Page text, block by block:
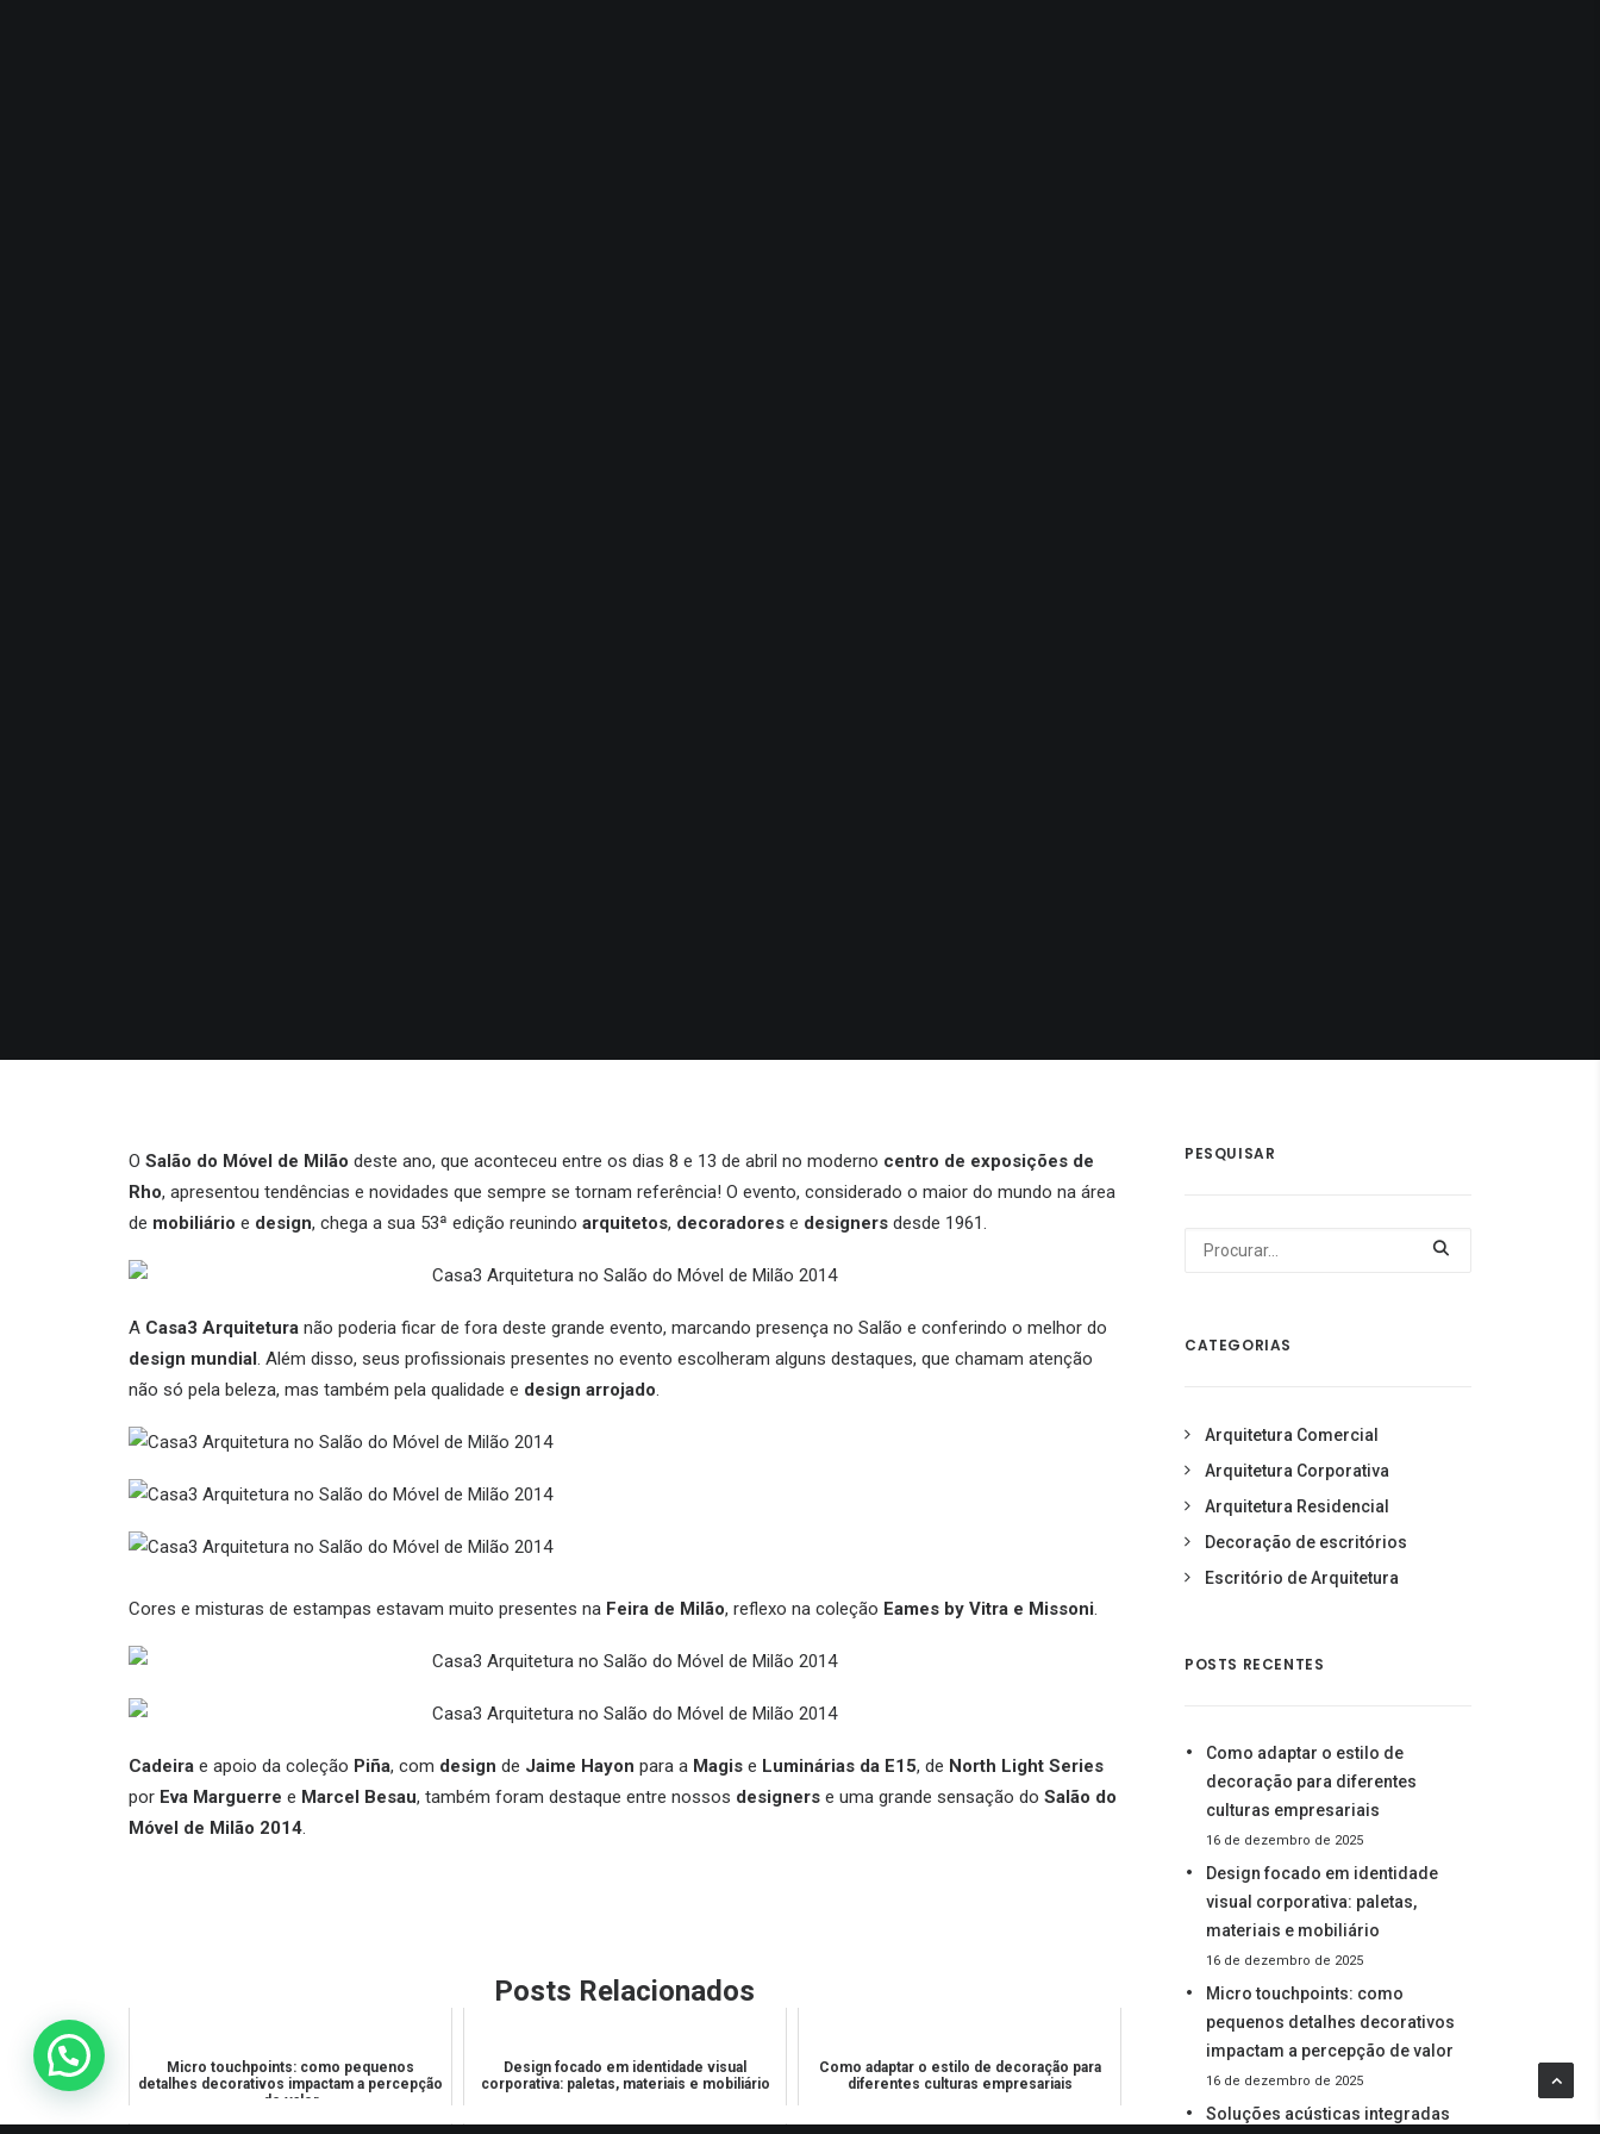
O Salão do Móvel de Milão deste ano, que aconteceu entre os dias 8 e 13 de abril no moderno centro de exposições de
Rho, apresentou tendências e novidades que sempre se tornam referência! O evento, considerado o maior do mundo na área
de mobiliário e design, chega a sua 53ª edição reunindo arquitetos, decoradores e designers desde 1961.
A Casa3 Arquitetura não poderia ficar de fora deste grande evento, marcando presença no Salão e conferindo o melhor do
design mundial. Além disso, seus profissionais presentes no evento escolheram alguns destaques, que chamam atenção
não só pela beleza, mas também pela qualidade e design arrojado.
Cores e misturas de estampas estavam muito presentes na Feira de Milão, reflexo na coleção Eames by Vitra e Missoni.
Cadeira e apoio da coleção Piña, com design de Jaime Hayon para a Magis e Luminárias da E15, de North Light Series
por Eva Marguerre e Marcel Besau, também foram destaque entre nossos designers e uma grande sensação do Salão do
Móvel de Milão 2014.
Posts Relacionados
Micro touchpoints: como pequenos
detalhes decorativos impactam a percepção
de valor
Design focado em identidade visual
corporativa: paletas, materiais e mobiliário
Como adaptar o estilo de decoração para
diferentes culturas empresariais
PESQUISAR
CATEGORIAS
Arquitetura Comercial
Arquitetura Corporativa
Arquitetura Residencial
Decoração de escritórios
Escritório de Arquitetura
POSTS RECENTES
Como adaptar o estilo de
decoração para diferentes
culturas empresariais
16 de dezembro de 2025
Design focado em identidade
visual corporativa: paletas,
materiais e mobiliário
16 de dezembro de 2025
Micro touchpoints: como
pequenos detalhes decorativos
impactam a percepção de valor
16 de dezembro de 2025
Soluções acústicas integradas